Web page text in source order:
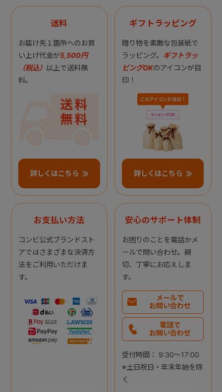
送料
お届け先１箇所へのお買
い上げ代金が5,500円
（税込） 以上で送料無
料。
詳しくはこちら
ギフトラッピング
贈り物を素敵な包装紙で
ラッピング。 ギフトラッ
ピングOKのアイコンが目
印！
詳しくはこちら
お支払い方法
コンビ公式ブランドスト
アではさまざまな決済方
法をご利用いただけま
す。
安心のサポート体制
お困りのことを電話かメ
ールで問い合わせ。親
切、丁寧にお応えしま
す。
メールで
お問い合わせ
電話で
お問い合わせ
受付時間： 9:30～17:00
※土日祝日・年末年始を除
く